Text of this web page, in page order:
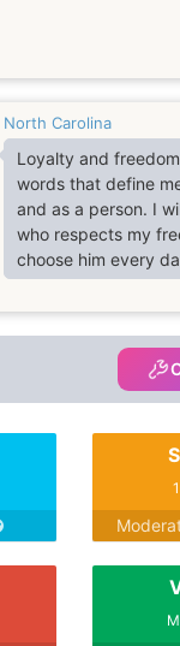
North Carolina
Loyalty and
words that define
and as a person. I
who respects my
choose him every
he gives me.
implies mutual
to help fulfill his